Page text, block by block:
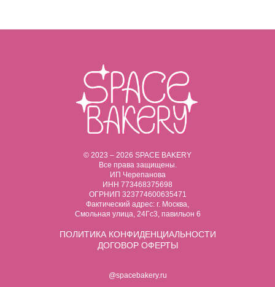
© 2023 – 2026 SPACE BAKERY
Все права защищены.
ИП Черепанова
ИНН 773468375698
ОГРНИП 323774600635471
Фактический адрес: г. Москва,
Смольная улица, 24Гс3, павильон 6
ПОЛИТИКА КОНФИДЕНЦИАЛЬНОСТИ
ДОГОВОР ОФЕРТЫ
@spacebakery.ru